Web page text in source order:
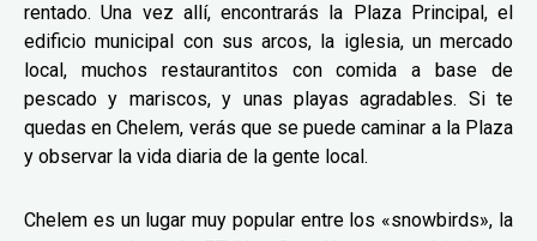
rentado. Una vez allí, encontrarás la Plaza Principal, el
edificio municipal con sus arcos, la iglesia, un mercado
local, muchos restaurantitos con comida a base de
pescado y mariscos, y unas playas agradables. Si te
quedas en Chelem, verás que se puede caminar a la Plaza
y observar la vida diaria de la gente local.
Chelem es un lugar muy popular entre los «snowbirds», la